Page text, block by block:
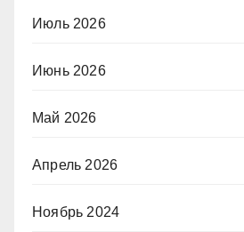
Июль 2026
Июнь 2026
Май 2026
Апрель 2026
Ноябрь 2024